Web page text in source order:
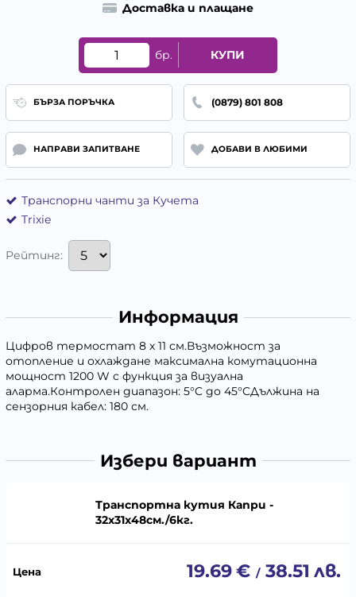
Доставка и плащане
бр. КУПИ
БЪРЗА ПОРЪЧКА (0879) 801 808
НАПРАВИ ЗАПИТВАНЕ ДОБАВИ В ЛЮБИМИ
Транспорни чанти за Кучета
Trixie
Рейтинг:
Информация
Цифров термостат 8 х 11 см.Възможност за
отопление и охлаждане максимална комутационна
мощност 1200 W с функция за визуална
аларма.Контролен диапазон: 5°C до 45°CДължина на
сензорния кабел: 180 см.
Избери вариант
Транспортна кутия Капри -
32х31х48см./6кг.
19.69€ / 38.51 лв.